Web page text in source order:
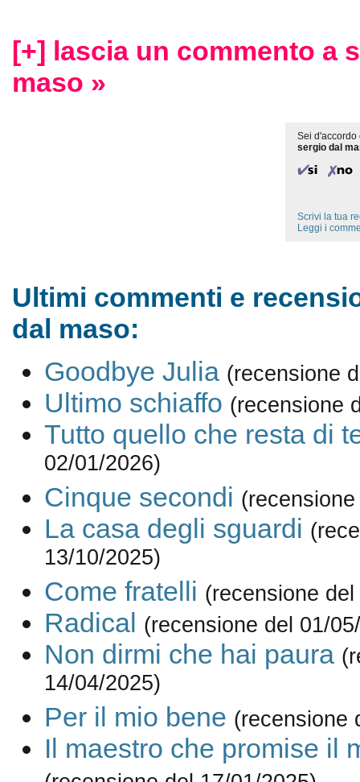
[+] lascia un commento a
maso »
Sei d'accordo
sergio dal
Scrivi la tua
Leggi i
Ultimi commenti e
dal maso:
Goodbye Julia (recensione
Ultimo schiaffo (recensione
Tutto quello che resta di
02/01/2026)
Cinque secondi
La casa degli sguardi
13/10/2025)
Come fratelli (recensione
Radical (recensione del 01/
Non dirmi che hai paura
14/04/2025)
Per il mio bene (recensione
Il maestro che promise il